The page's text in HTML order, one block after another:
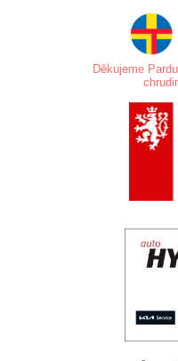
Děkujeme